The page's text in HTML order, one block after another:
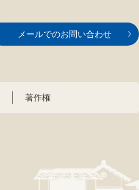
メールでのお問い合わせ
著作権